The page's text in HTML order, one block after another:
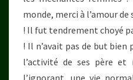
monde, merci à l’amour
! Il fut tendrement choyé
! Il n’avait pas de but bien
l’activité de ses père